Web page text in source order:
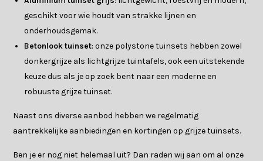
geschikt voor wie houdt van strakke lijnen en
onderhoudsgemak.
Betonlook tuinset: onze polystone tuinsets hebben zowel
donkergrijze als lichtgrijze tuintafels, ook een uitstekende
keuze dus als je op zoek bent naar een moderne en
robuuste grijze tuinset.
Naast ons diverse aanbod hebben we regelmatig
aantrekkelijke aanbiedingen en kortingen op grijze tuinsets.
Ben je er nog niet helemaal uit? Dan raden wij aan om al onze